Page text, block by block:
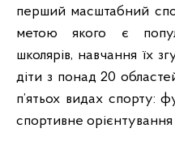
перший масштабний
метою якого є
школярів, навчання їх
діти з понад 20
п’ятьох видах спорту:
спортивне орієнтування